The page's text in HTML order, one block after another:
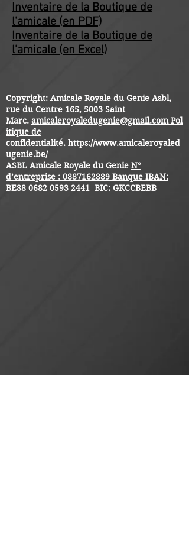
Inventaire de la Boutique de
l'amicale (en PDF)
Inventaire de la Boutique de
l'amicale (en Excel)
Copyright: Amicale Royale du Genie Asbl,
rue du Centre 165, 5003 Saint
Marc. amicaleroyaledugenie@gmail.com Pol
itique de
confidentialité. https://www.amicaleroyaled
ugenie.be/
ASBL Amicale Royale du Genie N°
d’entreprise : 0887162889 Banque IBAN:
BE88 0682 0593 2441 BIC: GKCCBEBB